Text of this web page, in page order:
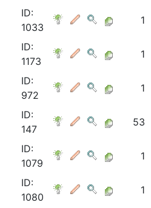
ID:
1033
1
ID:
1173
1
ID:
972
1
ID:
147
53
ID:
1079
1
ID:
1080
1